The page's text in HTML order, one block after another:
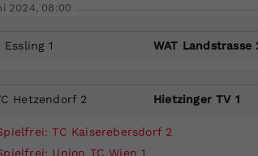
2024, 08:00
Essling 1 WAT Landstrasse
Hetzendorf 2 Hietzinger TV 1
TC Kaiserebersdorf 2
Union TC Wien 1